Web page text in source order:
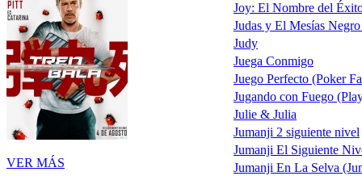
VER MÁS
Joy: El Nombre del
Judas y El Mesías
Judy
Juega Conmigo
Juego Perfecto (Poker
Jugando con Fuego
Julie & Julia
Jumanji 2 siguiente nivel
Jumanji El Siguiente
Jumanji En La Selva